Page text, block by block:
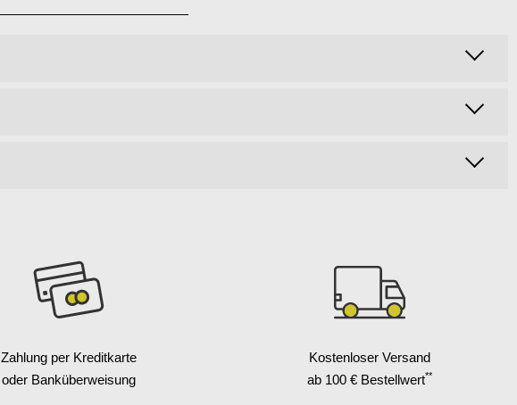
Zahlung per Kreditkarte
oder Banküberweisung
Kostenloser Versand
ab 100 € Bestellwert**